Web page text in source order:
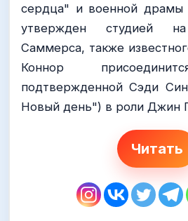
сердца" и военной
утвержден студией
Саммерса, также
Коннор
подтвержденной Сэди
Новый день") в роли Джин
Читать